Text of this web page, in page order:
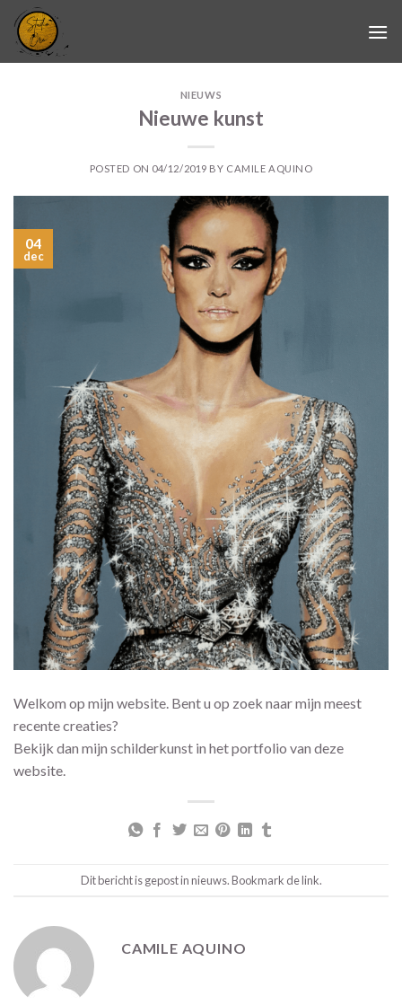
Skip
content
NIEUWS
Nieuwe kunst
POSTED ON 04/12/2019 BY CAMILE AQUINO
04
dec
Welkom op mijn website. Bent u op zoek naar mijn meest
recente creaties?
Bekijk dan mijn schilderkunst in hetportfolio van deze
website.
Dit bericht is gepost innieuws. Bookmark delink.
CAMILE AQUINO